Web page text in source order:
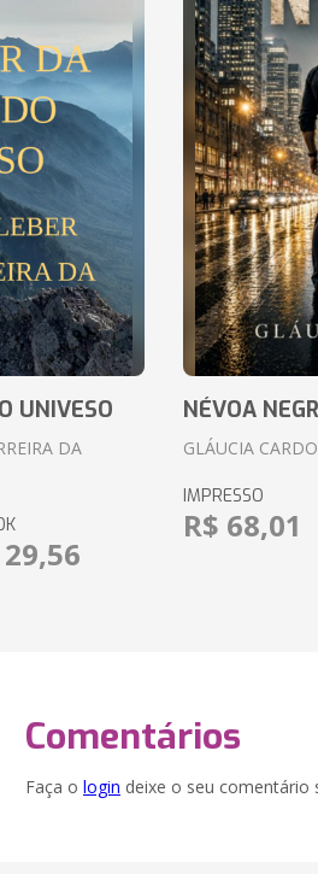
UNIVESO
DA
29,56
NÉVOA
GLÁUCIA
IMPRESSO
R$ 68,01
Comentários
Faça o login deixe o seu comentário